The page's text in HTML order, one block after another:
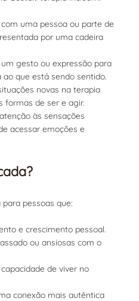
uma pessoa ou parte de
por uma cadeira
gesto ou expressão para
que está sendo sentido.
novas na terapia
formas de ser e agir.
às sensações
acessar emoções e
pessoas que:
e crescimento pessoal.
ou ansiosas com o
de viver no
conexão mais autêntica